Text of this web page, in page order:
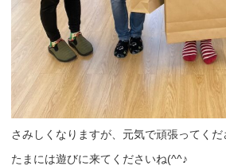
さみしくなりますが、元気で頑張ってくだ
たまには遊びに来てくださいね(^^♪